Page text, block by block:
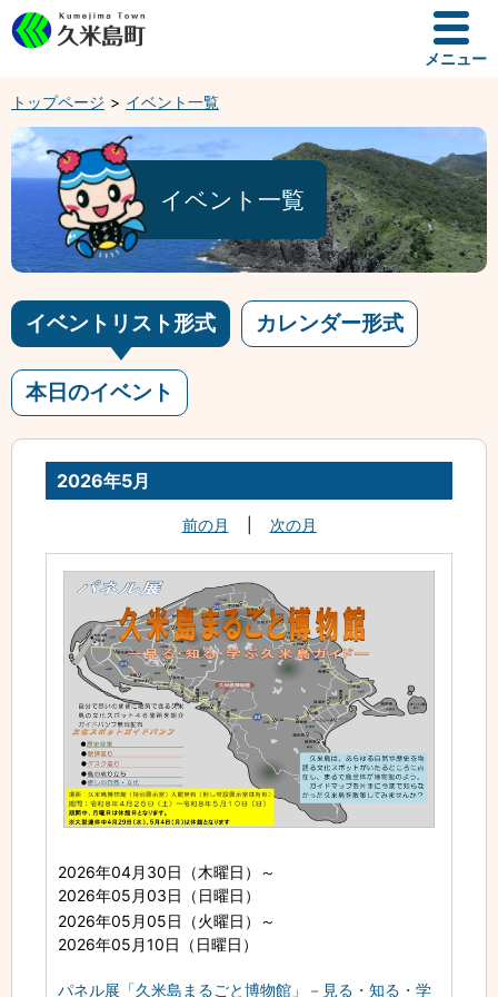
メニュー
トップページ イベント一覧
イベント一覧
イベントリスト形式 カレンダー形式
本日のイベント
2026年5月
前の月 次の月
2026年04月30日（木曜日）
～
2026年05月03日（日曜日）
2026年05月05日（火曜日）
～
2026年05月10日（日曜日）
パネル展「久米島まるごと博物館」－見る・知る・学